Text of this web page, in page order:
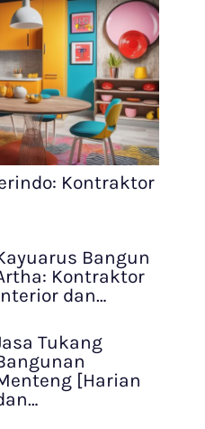
Kontraktor
Bangun
Kontraktor
dan…
Tukang
[Harian